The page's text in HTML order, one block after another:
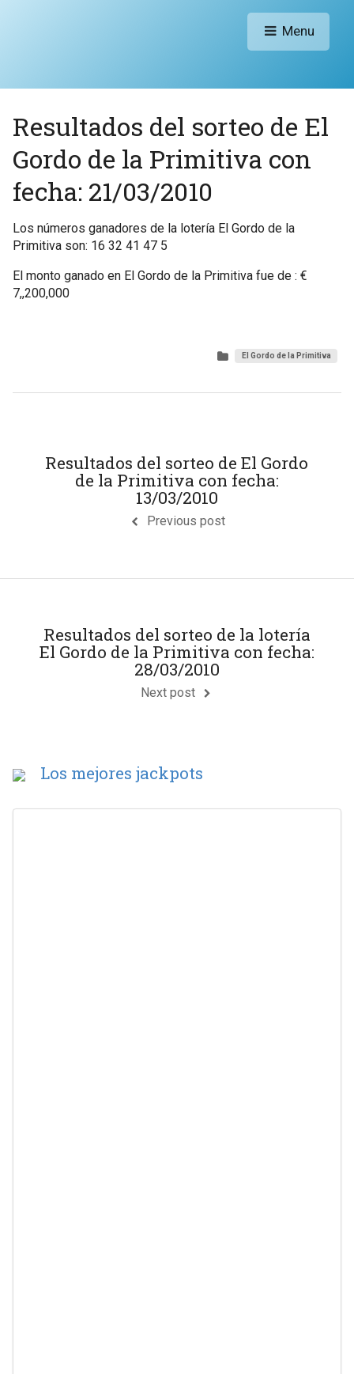
Menu
Resultados del sorteo de El
Gordo de la Primitiva con
fecha: 21/03/2010
Los números ganadores de la lotería El Gordo de la
Primitiva son: 16 32 41 47 5
El monto ganado en El Gordo de la Primitiva fue de : €
7,,200,000
El Gordo de la Primitiva
Resultados del sorteo de El Gordo
de la Primitiva con fecha:
13/03/2010
Previous post
Resultados del sorteo de la lotería
El Gordo de la Primitiva con fecha:
28/03/2010
Next post
Los mejores jackpots